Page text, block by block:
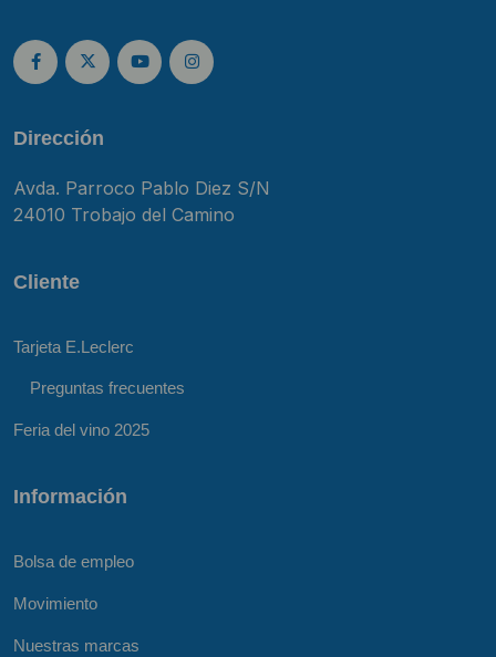
Dirección
Avda. Parroco Pablo Diez S/N
24010 Trobajo del Camino
Cliente
Tarjeta E.Leclerc
Preguntas frecuentes
Feria del vino 2025
Información
Bolsa de empleo
Movimiento
Nuestras marcas